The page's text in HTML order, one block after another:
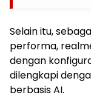
Selain itu,
performa,
dengan
dilengkapi
berbasis AI.